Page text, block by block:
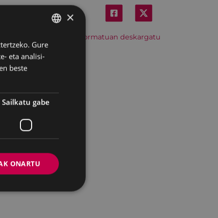
Hitzordu hau iCal formatuan deskargatu
BASQUE
SPANISH
×
Gure
eta analisi-
beste
Sailkatu gabe
ONARTU